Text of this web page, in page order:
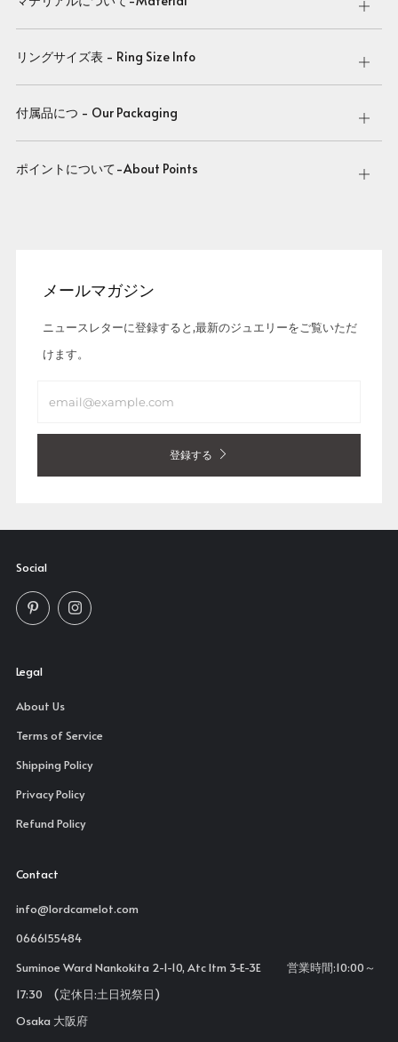
Open
tab
リングサイズ表 - Ring Size Info
Open
tab
付属品につ - Our Packaging
Open
tab
ポイントについて-About Points
Open
メールマガジン
ニュースレターに登録すると,最新のジュエリーをご覧いただ
けます。
登録する
Social
PinterestInstagram
Legal
About Us
Terms of Service
Shipping Policy
Privacy Policy
Refund Policy
Contact
info@lordcamelot.com
0666155484
Suminoe Ward Nankokita 2-1-10, Atc Itm 3-E-3E 営業時間:10:00～
17:30 (定休日:土日祝祭日)
Osaka 大阪府